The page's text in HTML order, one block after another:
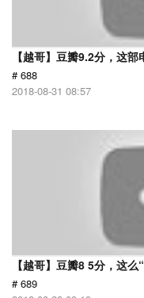
【越哥】豆瓣9.2分，这
# 688
2018-08-31 08:57
【越哥】豆瓣8 5分，这
# 689